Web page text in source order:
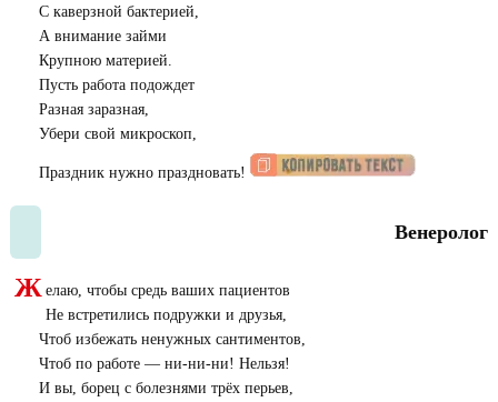
С каверзной бактерией,
А внимание займи
Крупною материей.
Пусть работа подождет
Разная заразная,
Убери свой микроскоп,
Праздник нужно праздновать!
Венеролог
Ж елаю, чтобы средь ваших пациентов
Не встретились подружки и друзья,
Чтоб избежать ненужных сантиментов,
Чтоб по работе — ни-ни-ни! Нельзя!
И вы, борец с болезнями трёх перьев,